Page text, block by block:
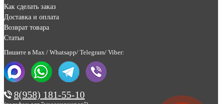
Как сделать заказ
Доставка и оплата
Возврат товара
Статьи
Пишите в Max / Whatsapp/ Telegram/ Viber:
8(958) 181-55-10